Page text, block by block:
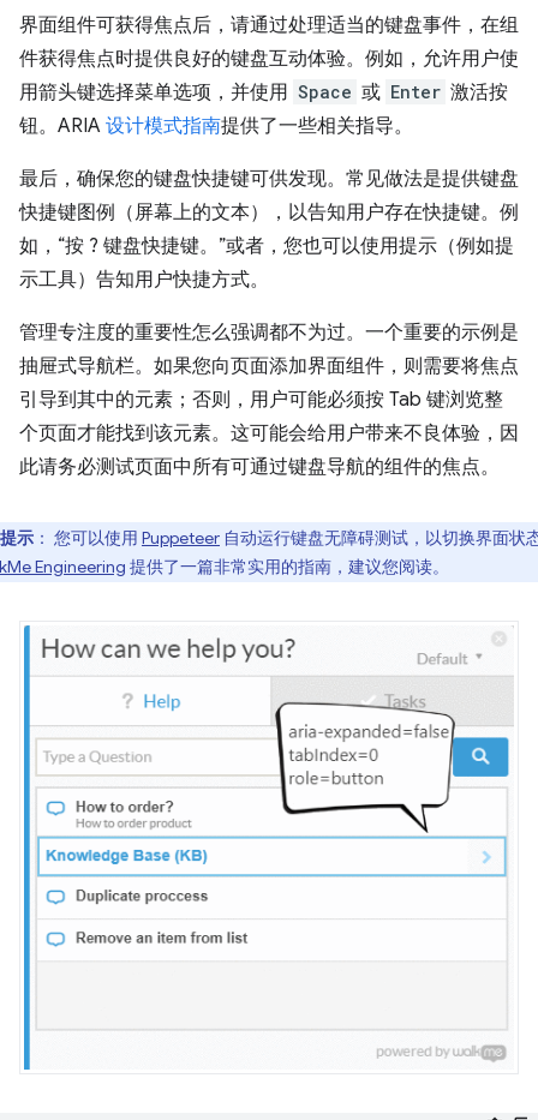
界面组件可获得焦点后，请通过处理适当的键盘事件，在组
件获得焦点时提供良好的键盘互动体验。例如，允许用户使
用箭头键选择菜单选项，并使用 Space 或 Enter 激活按
钮。ARIA 设计模式指南提供了一些相关指导。
最后，确保您的键盘快捷键可供发现。常见做法是提供键盘
快捷键图例（屏幕上的文本），以告知用户存在快捷键。例
如，“按 ? 键盘快捷键。”或者，您也可以使用提示（例如提
示工具）告知用户快捷方式。
管理专注度的重要性怎么强调都不为过。一个重要的示例是
抽屉式导航栏。如果您向页面添加界面组件，则需要将焦点
引导到其中的元素；否则，用户可能必须按 Tab 键浏览整
个页面才能找到该元素。这可能会给用户带来不良体验，因
此请务必测试页面中所有可通过键盘导航的组件的焦点。
提示 ： 您可以使用 Puppeteer 自动运行键盘无障碍测试，以切换界面状
Engineering 提供了一篇非常实用的指南，建议您阅读。